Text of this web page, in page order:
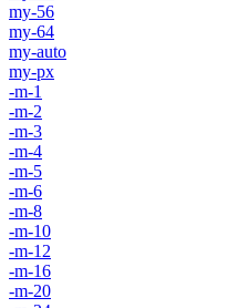
my-56
my-64
my-auto
my-px
-m-1
-m-2
-m-3
-m-4
-m-5
-m-6
-m-8
-m-10
-m-12
-m-16
-m-20